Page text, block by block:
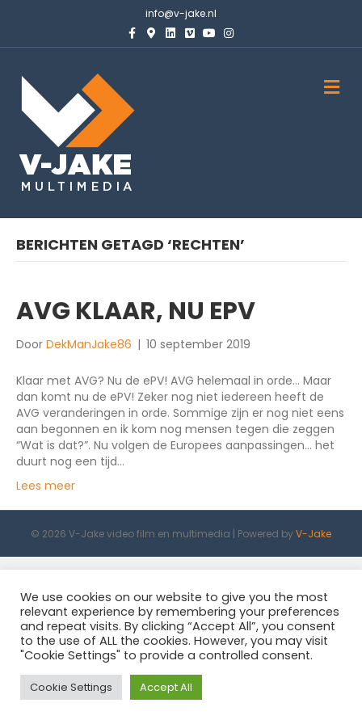
info@v-jake.nl
Facebook
Google-maps
LinkedinVimeoYoutubeInstagram
BERICHTEN GETAGD ‘RECHTEN’
AVG KLAAR, NU EPV
Door DekManJake86 | 10 september 2019
Klaar met AVG? Nu de ePV! AVG helemaal in orde… Maar
dan komt nu de ePV! Zeker nog niet iedereen heeft de
AVG veranderingen in orde. Sommige zijn er nog niet eens
aan begonnen en ik kom nog mensen tegen die zeggen
“Wat is dat?”. Nu volgen de Europees aanpassingen… het
duurt nog een tijd…
Lees meer
© 2026 V-Jake video film en multimedia | Powered byV-Jake
We use cookies on our website to give you the most
relevant experience by remembering your preferences
and repeat visits. By clicking “Accept All”, you consent
to the use of ALL the cookies. However, you may visit
"Cookie Settings" to provide a controlled consent.
Cookie Settings Accept All